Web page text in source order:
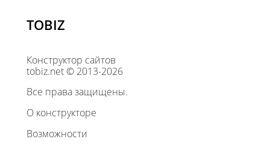
TOBIZ
Конструктор сайтов
tobiz.net © 2013-2026
Все права защищены.
О конструкторе
Возможности